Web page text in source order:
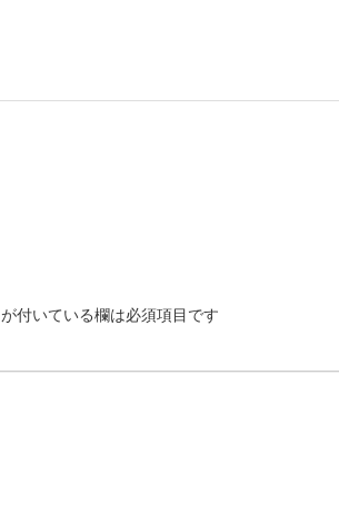
が付いている欄は必須項目です